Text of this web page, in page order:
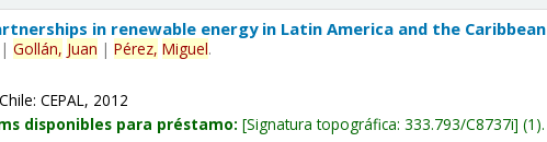
in renewable energy in Latin America and the Caribbean
|Gollán, Juan |Pérez, Miguel.
CEPAL, 2012
disponibles para préstamo: Signatura topográfica:333.793/C8737i (1).